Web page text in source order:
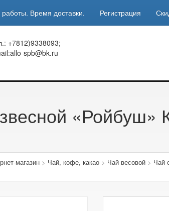
Время доставки. Регистрация
+7812)9338093;
spb@bk.ru
«Ройбуш»
магазин> Чай, кофе, какао> Чай весовой> Чай